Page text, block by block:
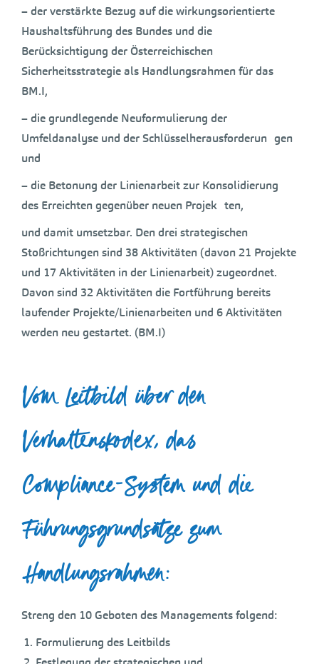
– der verstärkte Bezug auf die wirkungsorientierte
Haushaltsführung des Bundes und die
Berücksichtigung der Österreichischen
Sicherheitsstrategie als Handlungsrahmen für das
BM.I,
– die grundlegende Neuformulierung der
Umfeldanalyse und der Schlüsselherausforderun gen
und
– die Betonung der Linienarbeit zur Konsolidierung
des Erreichten gegenüber neuen Projek ten,
und damit umsetzbar. Den drei strategischen
Stoßrichtungen sind 38 Aktivitäten (davon 21 Projekte
und 17 Aktivitäten in der Linienarbeit) zugeordnet.
Davon sind 32 Aktivitäten die Fortführung bereits
laufender Projekte/Linienarbeiten und 6 Aktivitäten
werden neu gestartet. (BM.I)
Vom Leitbild über den
Verhaltenskodex, das
Compliance-System und die
Führungsgrundsätze zum
Handlungsrahmen:
Streng den 10 Geboten des Managements folgend:
Formulierung des Leitbilds